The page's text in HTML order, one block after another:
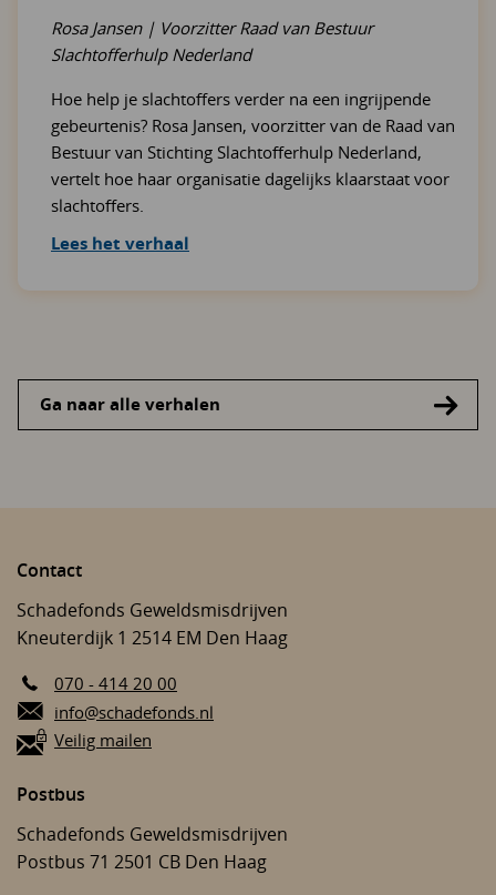
Rosa Jansen | Voorzitter Raad van Bestuur
Slachtofferhulp Nederland
Hoe help je slachtoffers verder na een ingrijpende
gebeurtenis? Rosa Jansen, voorzitter van de Raad van
Bestuur van Stichting Slachtofferhulp Nederland,
vertelt hoe haar organisatie dagelijks klaarstaat voor
slachtoffers.
Lees het verhaal
Ga naar alle verhalen
Contact
Schadefonds Geweldsmisdrijven
Kneuterdijk 1 2514 EM Den Haag
070 - 414 20 00
E-mail:
info@schadefonds.nl
Veilig mailen
Postbus
Schadefonds Geweldsmisdrijven
Postbus 71 2501 CB Den Haag